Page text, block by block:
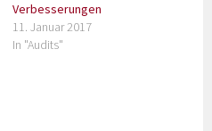
Verbesserungen
11. Januar 2017
In "Audits"